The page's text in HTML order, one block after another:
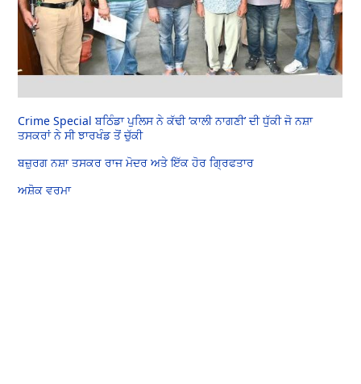
Crime Special ਬਠਿੰਡਾ ਪੁਲਿਸ ਨੇ ਕੱਢੀ ‘ਕਾਲੀ ਨਾਗਣੀ’ ਦੀ ਧੁੱਕੀ ਜੋ ਨਸ਼ਾ
ਤਸਕਰਾਂ ਨੇ ਸੀ ਝਾਰਖੰਡ ਤੋਂ ਚੁੱਕੀ
ਬਜ਼ੁਰਗ ਨਸ਼ਾ ਤਸਕਰ ਰਾਜ ਮੋਦਰ ਅਤੇ ਇੱਕ ਹੋਰ ਗ੍ਰਿਫਤਾਰ
ਅਸ਼ੋਕ ਵਰਮਾ